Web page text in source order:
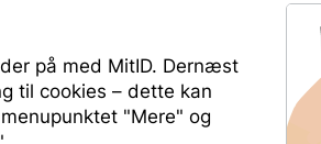
på med MitID. Dernæst
til cookies – dette kan
"Mere" og